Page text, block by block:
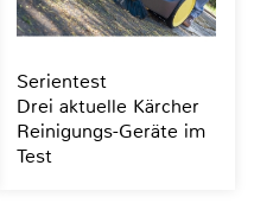
Serientest
Drei aktuelle Kärcher
Reinigungs-Geräte im
Test